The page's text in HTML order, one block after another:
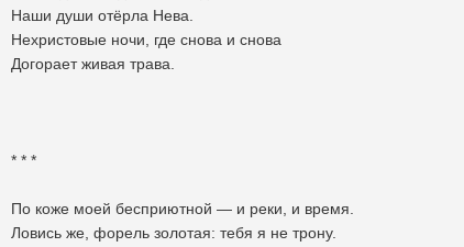
Наши души отëрла Нева.
Нехристовые ночи, где снова и снова
Догорает живая трава.
* * *
По коже моей бесприютной — и реки, и время.
Ловись же, форель золотая: тебя я не трону.